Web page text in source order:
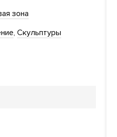
зона
Скульптуры